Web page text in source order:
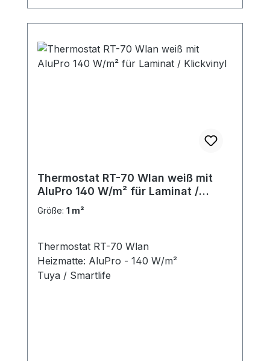
Thermostat RT-70 Wlan weiß mit
AluPro 140 W/m² für Laminat /
Klickvinyl
Größe: 1 m²
Thermostat RT-70 Wlan
Heizmatte: AluPro - 140 W/m²
Tuya / Smartlife